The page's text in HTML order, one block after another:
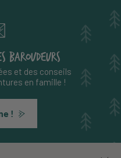
BAROUDEURS
et des conseils
en famille !
!